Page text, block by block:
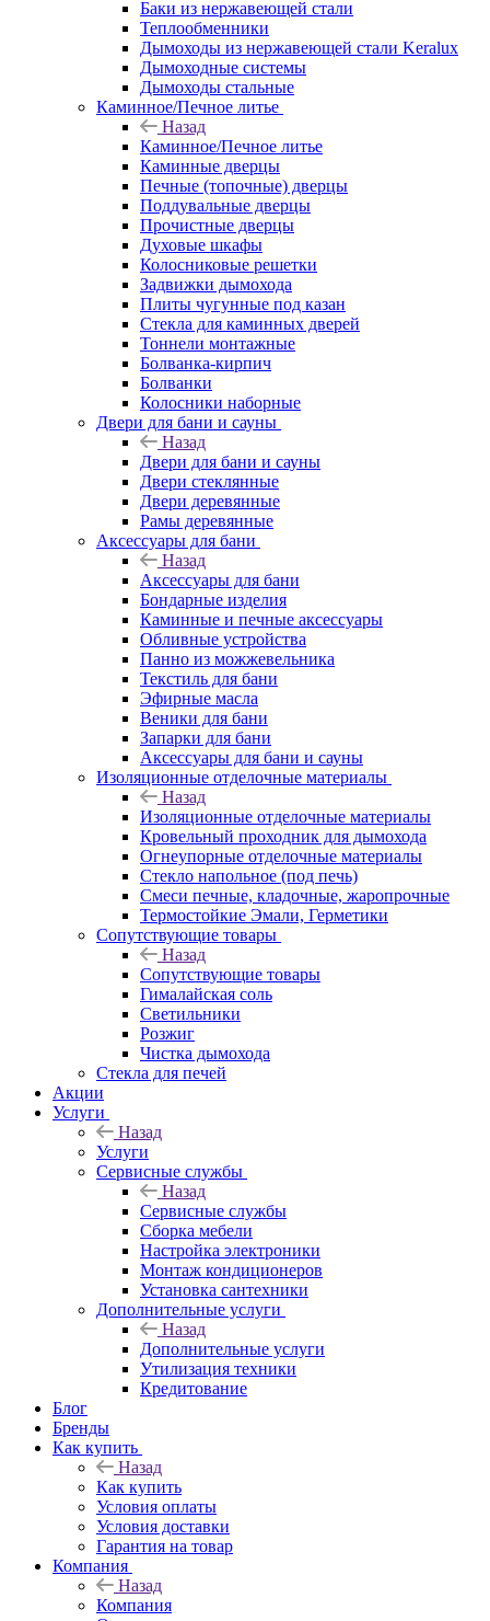
Баки из нержавеющей стали
Теплообменники
Дымоходы из нержавеющей стали Keralux
Дымоходные системы
Дымоходы стальные
Каминное/Печное литье
Назад
Каминное/Печное литье
Каминные дверцы
Печные (топочные) дверцы
Поддувальные дверцы
Прочистные дверцы
Духовые шкафы
Колосниковые решетки
Задвижки дымохода
Плиты чугунные под казан
Стекла для каминных дверей
Тоннели монтажные
Болванка-кирпич
Болванки
Колосники наборные
Двери для бани и сауны
Назад
Двери для бани и сауны
Двери стеклянные
Двери деревянные
Рамы деревянные
Аксессуары для бани
Назад
Аксессуары для бани
Бондарные изделия
Каминные и печные аксессуары
Обливные устройства
Панно из можжевельника
Текстиль для бани
Эфирные масла
Веники для бани
Запарки для бани
Аксессуары для бани и сауны
Изоляционные отделочные материалы
Назад
Изоляционные отделочные материалы
Кровельный проходник для дымохода
Огнеупорные отделочные материалы
Стекло напольное (под печь)
Смеси печные, кладочные, жаропрочные
Термостойкие Эмали, Герметики
Сопутствующие товары
Назад
Сопутствующие товары
Гималайская соль
Светильники
Розжиг
Чистка дымохода
Стекла для печей
Акции
Услуги
Назад
Услуги
Сервисные службы
Назад
Сервисные службы
Сборка мебели
Настройка электроники
Монтаж кондиционеров
Установка сантехники
Дополнительные услуги
Назад
Дополнительные услуги
Утилизация техники
Кредитование
Блог
Бренды
Как купить
Назад
Как купить
Условия оплаты
Условия доставки
Гарантия на товар
Компания
Назад
Компания